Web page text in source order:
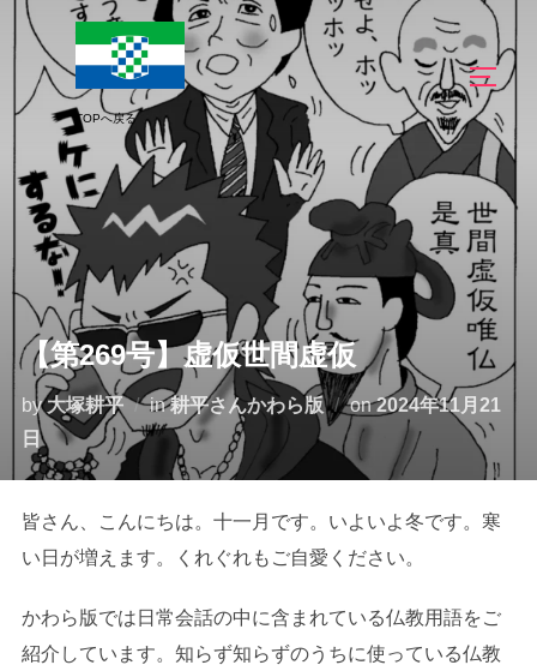
ン
ン
ツ
へ
サイ
【第269号】虚仮世間虚仮
by大塚耕平 in耕平さんかわら版 on投
日:
2024年11月21
日
皆さん、こんにちは。十一月です。いよいよ冬です。寒
い日が増えます。くれぐれもご自愛ください。
かわら版では日常会話の中に含まれている仏教用語をご
紹介しています。知らず知らずのうちに使っている仏教